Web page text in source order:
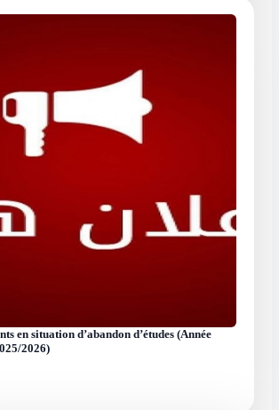
en situation d’abandon d’études (Année
2026)